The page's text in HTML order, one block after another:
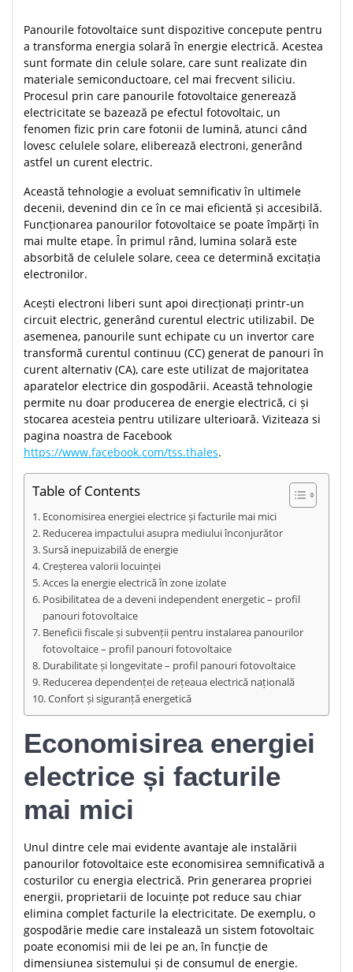
Panourile fotovoltaice sunt dispozitive concepute pentru
a transforma energia solară în energie electrică. Acestea
sunt formate din celule solare, care sunt realizate din
materiale semiconductoare, cel mai frecvent siliciu.
Procesul prin care panourile fotovoltaice generează
electricitate se bazează pe efectul fotovoltaic, un
fenomen fizic prin care fotonii de lumină, atunci când
lovesc celulele solare, eliberează electroni, generând
astfel un curent electric.
Această tehnologie a evoluat semnificativ în ultimele
decenii, devenind din ce în ce mai eficientă și accesibilă.
Funcționarea panourilor fotovoltaice se poate împărți în
mai multe etape. În primul rând, lumina solară este
absorbită de celulele solare, ceea ce determină excitația
electronilor.
Acești electroni liberi sunt apoi direcționați printr-un
circuit electric, generând curentul electric utilizabil. De
asemenea, panourile sunt echipate cu un invertor care
transformă curentul continuu (CC) generat de panouri în
curent alternativ (CA), care este utilizat de majoritatea
aparatelor electrice din gospodării. Această tehnologie
permite nu doar producerea de energie electrică, ci și
stocarea acesteia pentru utilizare ulterioară. Viziteaza si
pagina noastra de Facebook
https://www.facebook.com/tss.thales.
Table of Contents
Economisirea energiei electrice și facturile mai mici
Reducerea impactului asupra mediului înconjurător
Sursă inepuizabilă de energie
Creșterea valorii locuinței
Acces la energie electrică în zone izolate
Posibilitatea de a deveni independent energetic – profil
panouri fotovoltaice
Beneficii fiscale și subvenții pentru instalarea panourilor
fotovoltaice – profil panouri fotovoltaice
Durabilitate și longevitate – profil panouri fotovoltaice
Reducerea dependenței de rețeaua electrică națională
Confort și siguranță energetică
Economisirea energiei
electrice și facturile
mai mici
Unul dintre cele mai evidente avantaje ale instalării
panourilor fotovoltaice este economisirea semnificativă a
costurilor cu energia electrică. Prin generarea propriei
energii, proprietarii de locuințe pot reduce sau chiar
elimina complet facturile la electricitate. De exemplu, o
gospodărie medie care instalează un sistem fotovoltaic
poate economisi mii de lei pe an, în funcție de
dimensiunea sistemului și de consumul de energie.